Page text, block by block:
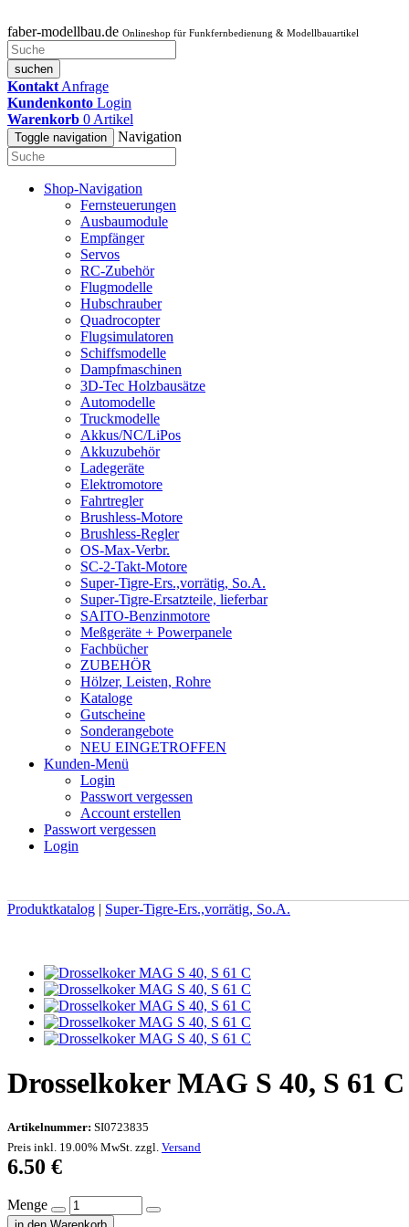
faber-modellbau.de Onlineshop für Funkfernbedienung & Modellbauartikel
suchen
Kontakt Anfrage
Kundenkonto Login
Warenkorb 0 Artikel
Toggle navigation Navigation
Shop-Navigation
Fernsteuerungen
Ausbaumodule
Empfänger
Servos
RC-Zubehör
Flugmodelle
Hubschrauber
Quadrocopter
Flugsimulatoren
Schiffsmodelle
Dampfmaschinen
3D-Tec Holzbausätze
Automodelle
Truckmodelle
Akkus/NC/LiPos
Akkuzubehör
Ladegeräte
Elektromotore
Fahrtregler
Brushless-Motore
Brushless-Regler
OS-Max-Verbr.
SC-2-Takt-Motore
Super-Tigre-Ers.,vorrätig, So.A.
Super-Tigre-Ersatzteile, lieferbar
SAITO-Benzinmotore
Meßgeräte + Powerpanele
Fachbücher
ZUBEHÖR
Hölzer, Leisten, Rohre
Kataloge
Gutscheine
Sonderangebote
NEU EINGETROFFEN
Kunden-Menü
Login
Passwort vergessen
Account erstellen
Passwort vergessen
Login
Produktkatalog | Super-Tigre-Ers.,vorrätig, So.A.
Drosselkoker MAG S 40, S 61
Artikelnummer: SI0723835
Preis inkl. 19.00% MwSt. zzgl. Versand
6.50 €
Menge